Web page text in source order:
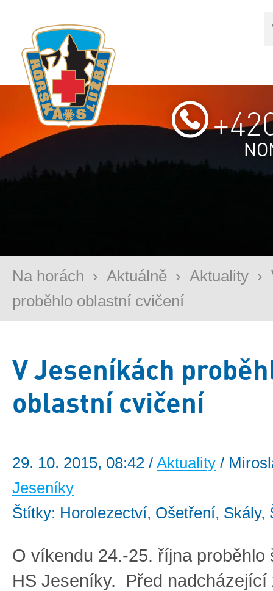
Na horách › Aktuálně › Aktuality ›
proběhlo oblastní cvičení
V Jeseníkách
oblastní cvičení
29. 10. 2015, 08:42 / Aktuality /
Jeseníky
Štítky: Horolezectví, Ošetření, Skály,
O víkendu 24.-25. října proběhlo
HS Jeseníky. Před nadcházející